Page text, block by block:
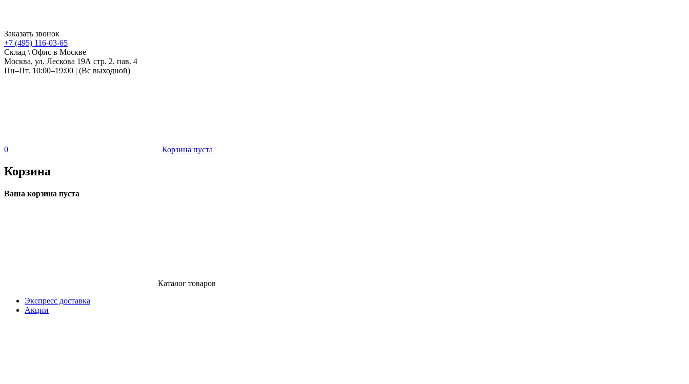
Заказать звонок
+7 (495) 116-03-65
Склад \ Офис в Москве
Москва, ул. Лескова 19А стр. 2. пав. 4
Пн–Пт. 10:00–19:00 | (Вс выходной)
0 Корзина пуста
Корзина
Ваша корзина пуста
Каталог товаров
Экспресс доставка
Акции